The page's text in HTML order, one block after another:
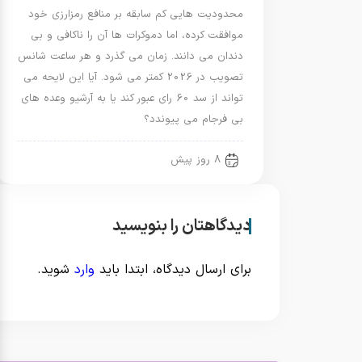
محدودیت هایی کم سابقه بر منافع رمزارزی خود
موافقت کرده، اما دموکرات ها آن را ناکافی و بی
دندان می دانند. زمان می گذرد و هر ساعت شانس
تصویب در 2026 کمتر می شود. آیا این لایحه می
تواند از سد 60 رای عبور کند یا به آرشیو وعده های
بی فرجام می پیوندد؟
8 روز پیش
دیدگاهتان را بنویسید
برای ارسال دیدگاه، ابتدا باید وارد شوید.